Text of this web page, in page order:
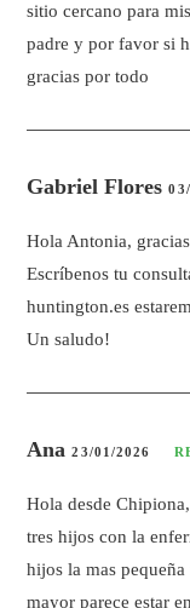
sitio cercano para
padre y por favor si
gracias por todo
Gabriel Flores
Hola Antonia,
Escríbenos tu
huntington.es
Un saludo!
Ana23/01/2026
Hola desde
tres hijos con la
hijos la mas
mayor parece estar